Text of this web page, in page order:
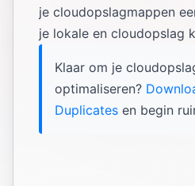
je cloudopslagmappen
je lokale en cloudopslag
Klaar om je
optimaliseren?
Duplicates en begin